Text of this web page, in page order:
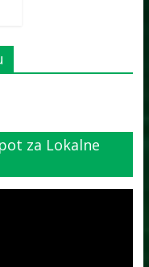
za Lokalne